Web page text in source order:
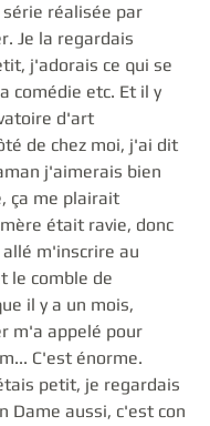
série réalisée par
Je la regardais
j'adorais ce qui se
comédie etc. Et il y
d'art
de chez moi, j'ai dit
j'aimerais bien
ça me plairait
était ravie, donc
m'inscrire au
le comble de
il y a un mois,
m'a appelé pour
C'est énorme.
petit, je regardais
Dame aussi, c'est con